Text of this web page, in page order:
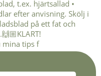
mina tips f